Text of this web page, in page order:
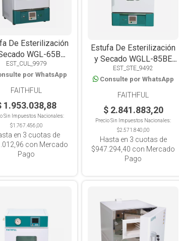
De Esterilización
WGL-65B
Con circulación de
Aire Forzado
EST_CUL_9979
por WhatsApp
FAITHFUL
1.953.038,88
Sin Impuestos Nacionales:
$1.767.456,00
en 3 cuotas de
con Mercado
Pago
Estufa De Esterilización
y Secado WGLL-85BE
Con circulación de Aire
Forzado y Controlado
EST_STE_9492
Consulte por WhatsApp
FAITHFUL
$ 2.841.883,20
Precio Sin Impuestos Nacionales:
$2.571.840,00
Hasta en 3 cuotas de
$947.294,40 con Mercado
Pago